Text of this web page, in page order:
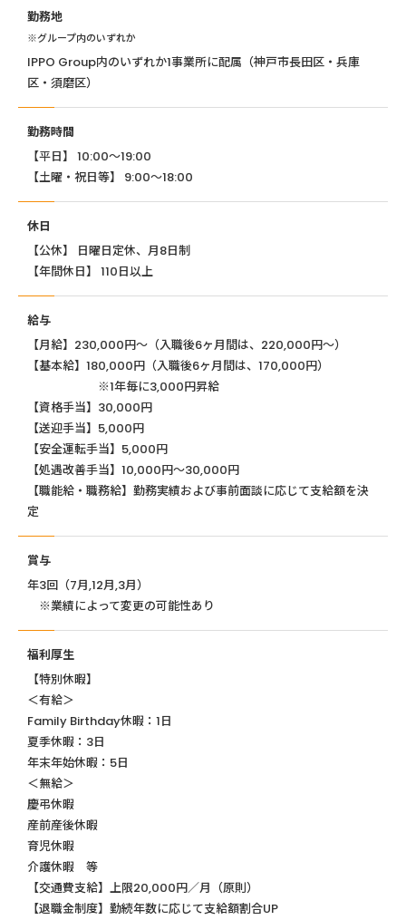
勤務地
※グループ内のいずれか
IPPO Group内のいずれか1事業所に配属（神戸市長田区・兵庫
区・須磨区）
勤務時間
【平日】 10:00〜19:00
【土曜・祝日等】 9:00〜18:00
休日
【公休】 日曜日定休、月8日制
【年間休日】 110日以上
給与
【月給】230,000円～（入職後6ヶ月間は、220,000円～）
【基本給】180,000円（入職後6ヶ月間は、170,000円）
※1年毎に3,000円昇給
【資格手当】30,000円
【送迎手当】5,000円
【安全運転手当】5,000円
【処遇改善手当】10,000円～30,000円
【職能給・職務給】勤務実績および事前面談に応じて支給額を決
定
賞与
年3回（7月,12月,3月）
※業績によって変更の可能性あり
福利厚生
【特別休暇】
＜有給＞
Family Birthday休暇：1日
夏季休暇：3日
年末年始休暇：5日
＜無給＞
慶弔休暇
産前産後休暇
育児休暇
介護休暇 等
【交通費支給】上限20,000円／月（原則）
【退職金制度】勤続年数に応じて支給額割合UP